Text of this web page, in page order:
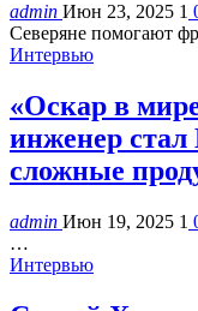
admin Июн 23, 2025 1
Северяне помогают
Интервью
«Оскар в
инженер
сложные
admin Июн 19, 2025 1
…
Интервью